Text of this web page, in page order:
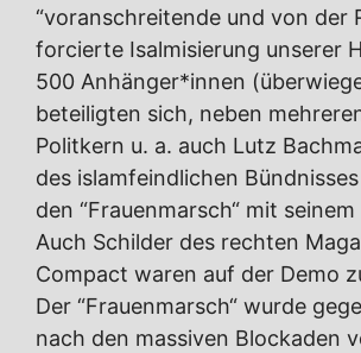
“voranschreitende und von der
forcierte Isalmisierung unserer
500 Anhänger*innen
beteiligten sich, neben
Politkern u. a. auch Lutz
des islamfeindlichen
den “Frauenmarsch“ mit
Auch Schilder des rechten
Compact waren auf der Demo
Der “Frauenmarsch“ wurde
nach den massiven Blockaden